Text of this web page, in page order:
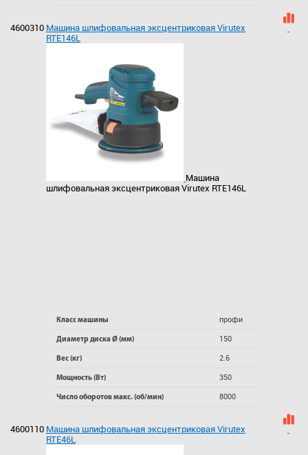
4600310 Машина шлифовальная эксцентриковая Virutex
RTE146L
Машина
шлифовальная эксцентриковая Virutex RTE146L
Класс машины профи
Диаметр диска Ø (мм) 150
Вес (кг) 2.6
Мощность (Вт) 350
Число оборотов макс. (об/мин) 8000
4600110 Машина шлифовальная эксцентриковая Virutex
RTE46L